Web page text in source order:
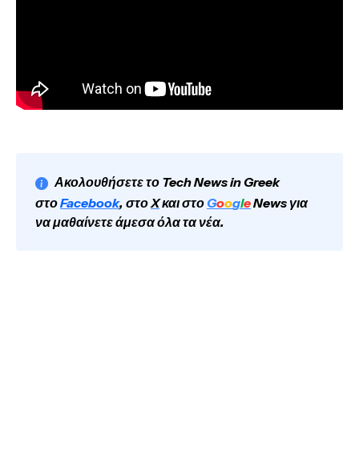
Ακολουθήσετε το Tech News in Greek
στοFacebook, στοXκαι στο GoogleNews για
να μαθαίνετε άμεσα όλα τα νέα.